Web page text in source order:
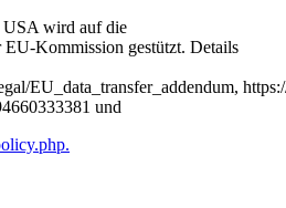
USA wird auf die
EU-Kommission gestützt. Details
EU_data_transfer_addendum,
und